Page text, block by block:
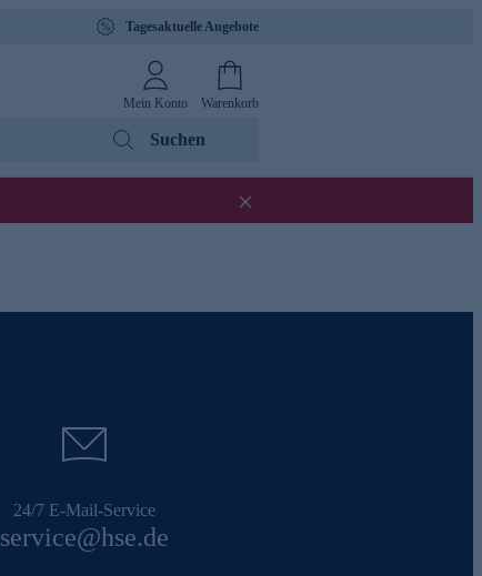
Tagesaktuelle Angebote
Mein Konto Warenkorb
Suchen
24/7 E-Mail-Service
service@hse.de